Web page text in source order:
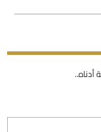
أدناه..